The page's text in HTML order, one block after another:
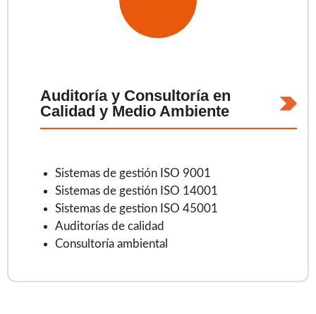
Auditoría y Consultoría en
Calidad y Medio Ambiente
Sistemas de gestión ISO 9001
Sistemas de gestión ISO 14001
Sistemas de gestion ISO 45001
Auditorías de calidad
Consultoría ambiental